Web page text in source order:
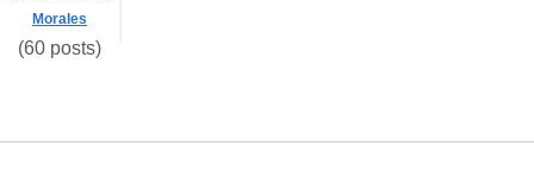
Morales
(60 posts)